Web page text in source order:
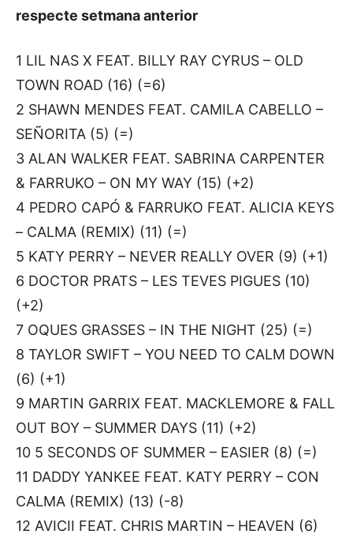
respecte setmana anterior
1 LIL NAS X FEAT. BILLY RAY CYRUS – OLD
TOWN ROAD (16) (=6)
2 SHAWN MENDES FEAT. CAMILA CABELLO –
SEÑORITA (5) (=)
3 ALAN WALKER FEAT. SABRINA CARPENTER
& FARRUKO – ON MY WAY (15) (+2)
4 PEDRO CAPÓ & FARRUKO FEAT. ALICIA KEYS
– CALMA (REMIX) (11) (=)
5 KATY PERRY – NEVER REALLY OVER (9) (+1)
6 DOCTOR PRATS – LES TEVES PIGUES (10)
(+2)
7 OQUES GRASSES – IN THE NIGHT (25) (=)
8 TAYLOR SWIFT – YOU NEED TO CALM DOWN
(6) (+1)
9 MARTIN GARRIX FEAT. MACKLEMORE & FALL
OUT BOY – SUMMER DAYS (11) (+2)
10 5 SECONDS OF SUMMER – EASIER (8) (=)
11 DADDY YANKEE FEAT. KATY PERRY – CON
CALMA (REMIX) (13) (-8)
12 AVICII FEAT. CHRIS MARTIN – HEAVEN (6)